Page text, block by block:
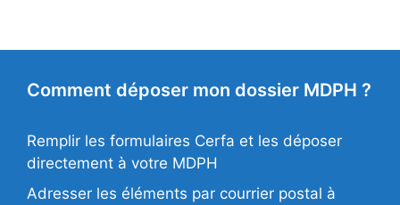
Comment déposer mon dossier MDPH ?
Remplir les formulaires Cerfa et les déposer
directement à votre MDPH
Adresser les éléments par courrier postal à